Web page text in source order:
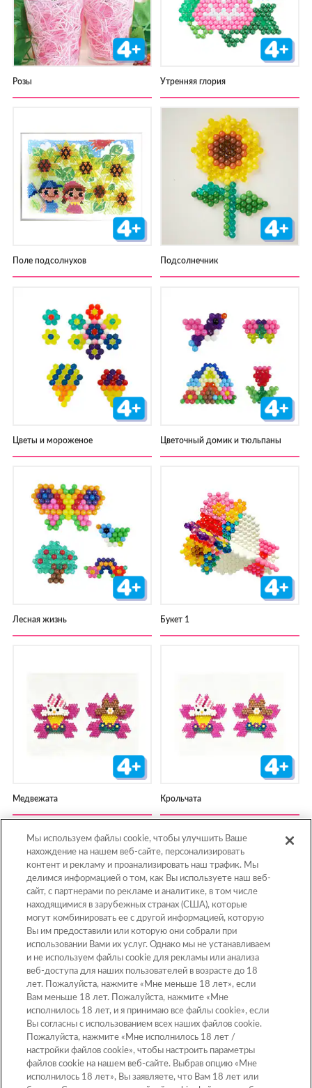
Розы Утренняя глория
Поле подсолнухов Подсолнечник
Цветы и мороженое Цветочный домик и тюльпаны
Лесная жизнь Букет 1
Медвежата Крольчата
1
Перейти к началу
Шаблоны Что такое Аквабидс?
Видео Для родителей
Мы используем файлы cookie, чтобы улучшить Ваше
нахождение на нашем веб-сайте, персонализировать
контент и рекламу и проанализировать наш трафик. Мы
делимся информацией о том, как Вы используете наш веб-
сайт, с партнерами по рекламе и аналитике, в том числе
находящимися в зарубежных странах (США), которые
могут комбинировать ее с другой информацией, которую
Вы им предоставили или которую они собрали при
использовании Вами их услуг. Однако мы не устанавливаем
и не используем файлы cookie для рекламы или анализа
веб-доступа для наших пользователей в возрасте до 18
лет. Пожалуйста, нажмите «Мне меньше 18 лет», если
Вам меньше 18 лет. Пожалуйста, нажмите «Мне
исполнилось 18 лет, и я принимаю все файлы cookie», если
Вы согласны с использованием всех наших файлов cookie.
Пожалуйста, нажмите «Мне исполнилось 18 лет /
настройки файлов cookie», чтобы настроить параметры
файлов cookie на нашем веб-сайте. Выбрав опцию «Мне
исполнилось 18 лет», Вы заявляете, что Вам 18 лет или